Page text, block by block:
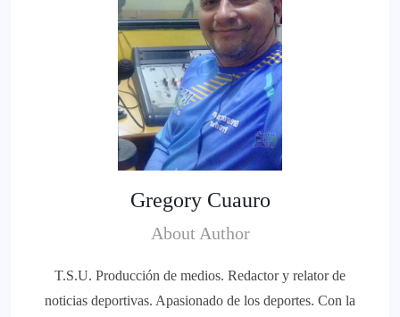
Gregory Cuauro
About Author
T.S.U. Producción de medios. Redactor y relator de
noticias deportivas. Apasionado de los deportes. Con la